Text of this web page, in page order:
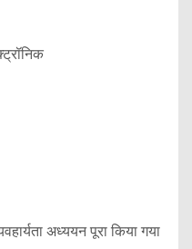
अध्ययन पूरा किया गया